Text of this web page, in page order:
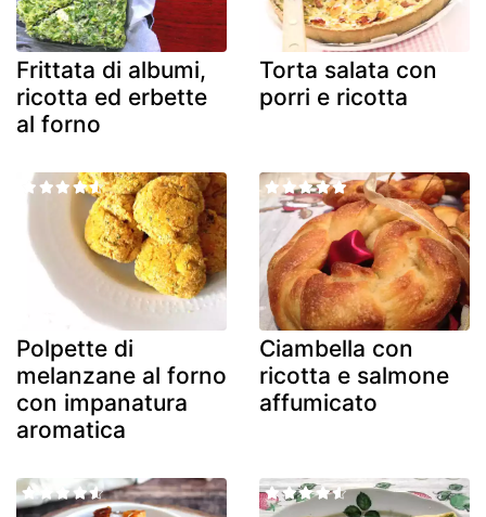
Frittata di albumi,
ricotta ed erbette
al forno
Torta salata con
porri e ricotta
Polpette di
melanzane al forno
con impanatura
aromatica
Ciambella con
ricotta e salmone
affumicato